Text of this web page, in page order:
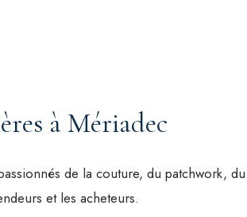
à Mériadec
de la couture, du patchwork,
et les acheteurs.